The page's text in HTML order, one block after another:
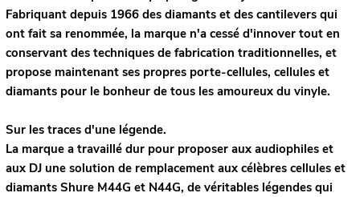
Fabriquant depuis 1966 des diamants et des cantilevers qui
ont fait sa renommée, la marque n'a cessé d'innover tout en
conservant des techniques de fabrication traditionnelles, et
propose maintenant ses propres porte-cellules, cellules et
diamants pour le bonheur de tous les amoureux du vinyle.
Sur les traces d'une légende.
La marque a travaillé dur pour proposer aux audiophiles et
aux DJ une solution de remplacement aux célèbres cellules et
diamants Shure M44G et N44G, de véritables légendes qui